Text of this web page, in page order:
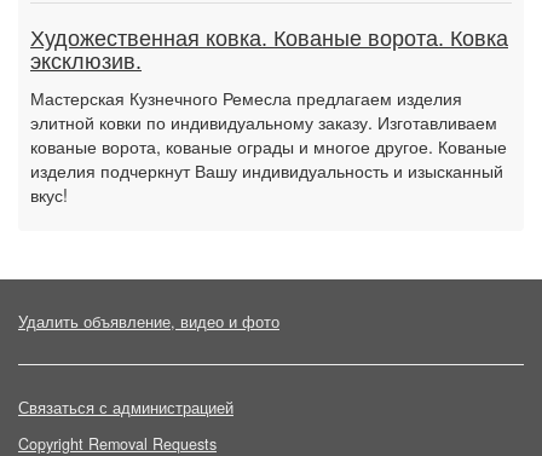
Художественная ковка. Кованые ворота. Ковка
эксклюзив.
Мастерская Кузнечного Ремесла предлагаем изделия
элитной ковки по индивидуальному заказу. Изготавливаем
кованые ворота, кованые ограды и многое другое. Кованые
изделия подчеркнут Вашу индивидуальность и изысканный
вкус!
Удалить объявление, видео и фото
Связаться с администрацией
Copyright Removal Requests